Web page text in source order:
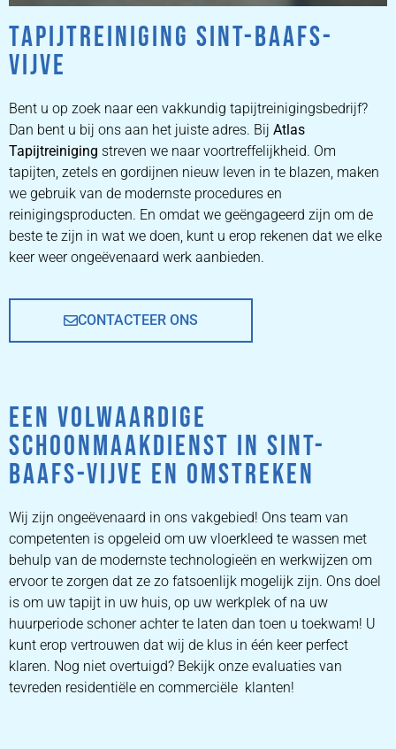
ZETEL
ZETEL REINIGEN DOOR
PROFESSIONALS
PRIJZEN
TAPIJTREINIGING SINT-BAAFS-
VIJVE
Bent u op zoek naar een vakkundig tapijtreinigingsbedrijf?
Dan bent u bij ons aan het juiste adres. Bij Atlas
Tapijtreiniging streven we naar voortreffelijkheid. Om
tapijten, zetels en gordijnen nieuw leven in te blazen, maken
we gebruik van de modernste procedures en
reinigingsproducten. En omdat we geëngageerd zijn om de
beste te zijn in wat we doen, kunt u erop rekenen dat we elke
keer weer ongeëvenaard werk aanbieden.
CONTACTEER ONS
EEN VOLWAARDIGE
SCHOONMAAKDIENST IN SINT-
BAAFS-VIJVE EN OMSTREKEN
Wij zijn ongeëvenaard in ons vakgebied! Ons team van
competenten is opgeleid om uw vloerkleed te wassen met
behulp van de modernste technologieën en werkwijzen om
ervoor te zorgen dat ze zo fatsoenlijk mogelijk zijn. Ons doel
is om uw tapijt in uw huis, op uw werkplek of na uw
huurperiode schoner achter te laten dan toen u toekwam! U
kunt erop vertrouwen dat wij de klus in één keer perfect
klaren. Nog niet overtuigd? Bekijk onze evaluaties van
tevreden residentiële en commerciële klanten!